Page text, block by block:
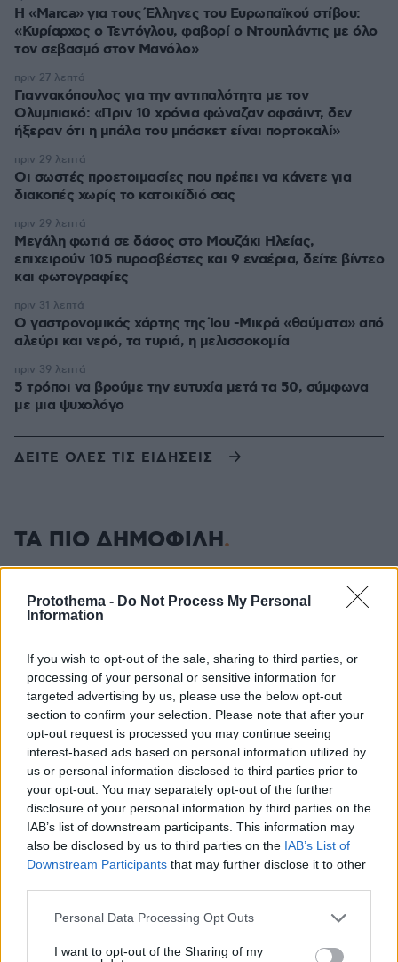
Protothema - Do Not Process My Personal
Information
If you wish to opt-out of the sale, sharing to third parties, or
processing of your personal or sensitive information for
targeted advertising by us, please use the below opt-out
section to confirm your selection. Please note that after your
opt-out request is processed you may continue seeing
interest-based ads based on personal information utilized by
us or personal information disclosed to third parties prior to
your opt-out. You may separately opt-out of the further
disclosure of your personal information by third parties on the
IAB’s list of downstream participants. This information may
also be disclosed by us to third parties on the IAB’s List of
Downstream Participants that may further disclose it to other
Please note that this website/app uses one or more Google
not limited to your visit or usage behaviour. You may click to
Personal Data Processing Opt Outs
I want to opt-out of the Sharing of my
Η «Marca» για τους Έλληνες του Ευρωπαϊκού στίβου:
«Κυρίαρχος ο Τεντόγλου, φαβορί ο Ντουπλάντις με όλο
τον σεβασμό στον Μανόλο»
Γιαννακόπουλος για την αντιπαλότητα με τον
Ολυμπιακό: «Πριν 10 χρόνια φώναζαν οφσάιντ, δεν
ήξεραν ότι η μπάλα του μπάσκετ είναι πορτοκαλί»
πριν 27 λεπτά
Οι σωστές προετοιμασίες που πρέπει να κάνετε για
διακοπές χωρίς το κατοικίδιό σας
πριν 29 λεπτά
Μεγάλη φωτιά σε δάσος στο Μουζάκι Ηλείας,
επιχειρούν 105 πυροσβέστες και 9 εναέρια, δείτε βίντεο
και φωτογραφίες
πριν 29 λεπτά
Ο γαστρονομικός χάρτης της Ίου -Μικρά «θαύματα» από
αλεύρι και νερό, τα τυριά, η μελισσοκομία
πριν 31 λεπτά
5 τρόποι να βρούμε την ευτυχία μετά τα 50, σύμφωνα
με μια ψυχολόγο
πριν 39 λεπτά
ΔΕΙΤΕ ΟΛΕΣ ΤΙΣ ΕΙΔΗΣΕΙΣ
ΤΑ ΠΙΟ ΔΗΜΟΦΙΛΗ
09.08.2026, 14:15